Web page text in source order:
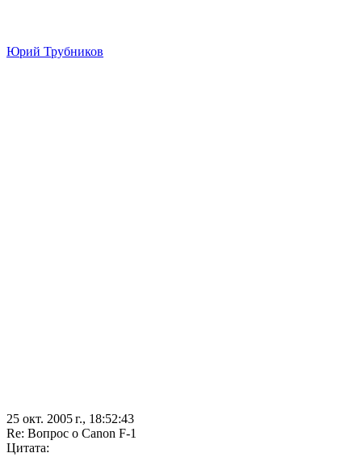
Юрий Трубников
25 окт. 2005 г., 18:52:43
Re: Вопрос о Canon F-1
Цитата: